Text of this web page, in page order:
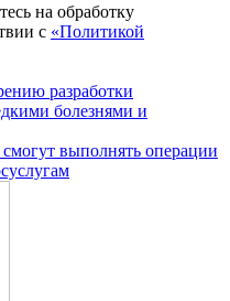
на обработку
с «Политикой
разработки
болезнями и
выполнять операции